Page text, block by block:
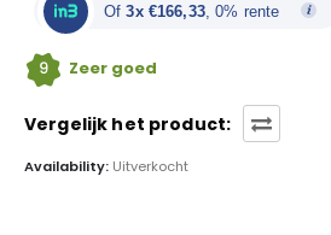
Of3x €166,33, 0% rente
9 Zeer goed
Vergelijk het product:
Availability: Uitverkocht